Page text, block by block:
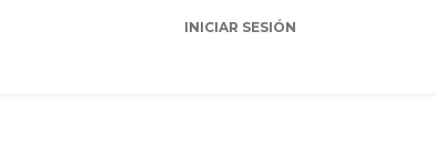
INICIAR SESIÓN